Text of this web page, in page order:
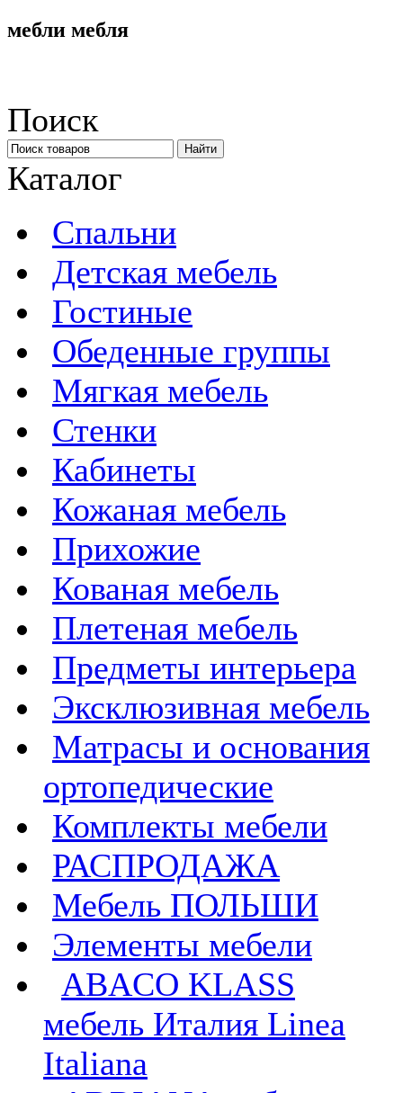
мебли мебля
Поиск
Каталог
Спальни
Детская мебель
Гостиные
Обеденные группы
Мягкая мебель
Стенки
Кабинеты
Кожаная мебель
Прихожие
Кованая мебель
Плетеная мебель
Предметы интерьера
Эксклюзивная мебель
Матрасы и основания
ортопедические
Комплекты мебели
РАСПРОДАЖА
Мебель ПОЛЬШИ
Элементы мебели
ABACO KLASS
мебель Италия Linea
Italiana